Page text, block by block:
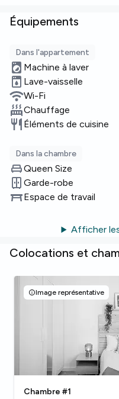
Équipements
Dans l'appartement
Machine à laver
Lave-vaisselle
Wi-Fi
Chauffage
Éléments de cuisine
Dans la chambre
Queen Size
Garde-robe
Espace de travail
Afficher
Colocations et
Image représentative
Chambre #1